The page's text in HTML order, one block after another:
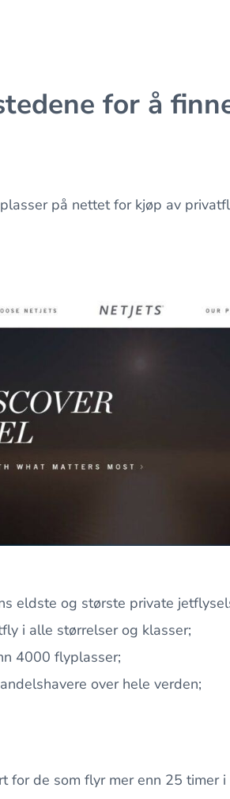
for å
på nettet for kjøp av
eldste og største private
i alle størrelser og klasser;
4000 flyplasser;
over hele verden;
for de som flyr mer enn 25 timer i